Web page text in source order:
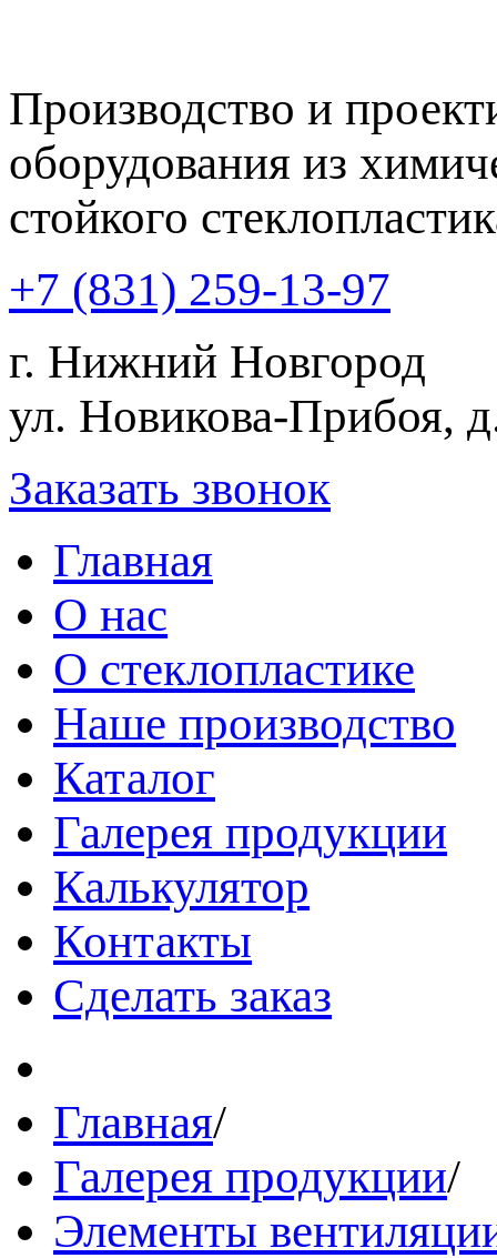
Производство и
оборудования из
cтойкого
+7 (831) 259-13-97
г. Нижний Новгород
ул. Новикова-Прибоя,
Заказать звонок
Главная
О нас
О стеклопластике
Наше производство
Каталог
Галерея продукции
Калькулятор
Контакты
Сделать заказ
Главная/
Галерея продукции/
Элементы